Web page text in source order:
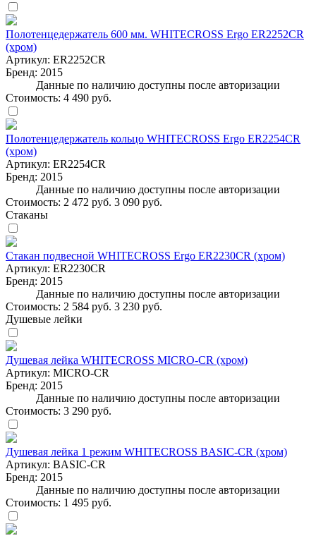
Полотенцедержатель 600 мм. WHITECROSS Ergo ER2252CR
(хром)
Артикул: ER2252CR
Бренд: 2015
Данные по наличию доступны после авторизации
Стоимость: 4 490 руб.
Полотенцедержатель кольцо WHITECROSS Ergo ER2254CR
(хром)
Артикул: ER2254CR
Бренд: 2015
Данные по наличию доступны после авторизации
Стоимость: 2 472 руб. 3 090 руб.
Стаканы
Стакан подвесной WHITECROSS Ergo ER2230CR (хром)
Артикул: ER2230CR
Бренд: 2015
Данные по наличию доступны после авторизации
Стоимость: 2 584 руб. 3 230 руб.
Душевые лейки
Душевая лейка WHITECROSS MICRO-CR (хром)
Артикул: MICRO-CR
Бренд: 2015
Данные по наличию доступны после авторизации
Стоимость: 3 290 руб.
Душевая лейка 1 режим WHITECROSS BASIC-CR (хром)
Артикул: BASIC-CR
Бренд: 2015
Данные по наличию доступны после авторизации
Стоимость: 1 495 руб.